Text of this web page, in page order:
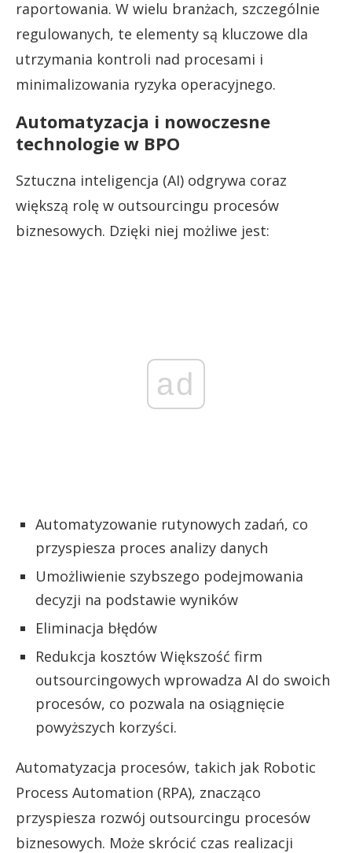
raportowania. W wielu branżach, szczególnie
regulowanych, te elementy są kluczowe dla
utrzymania kontroli nad procesami i
minimalizowania ryzyka operacyjnego.
Automatyzacja i nowoczesne
technologie w BPO
Sztuczna inteligencja (AI) odgrywa coraz
większą rolę w outsourcingu procesów
biznesowych. Dzięki niej możliwe jest:
ad
Automatyzowanie rutynowych zadań, co
przyspiesza proces analizy danych
Umożliwienie szybszego podejmowania
decyzji na podstawie wyników
Eliminacja błędów
Redukcja kosztów Większość firm
outsourcingowych wprowadza AI do swoich
procesów, co pozwala na osiągnięcie
powyższych korzyści.
Automatyzacja procesów, takich jak Robotic
Process Automation (RPA), znacząco
przyspiesza rozwój outsourcingu procesów
biznesowych. Może skrócić czas realizacji